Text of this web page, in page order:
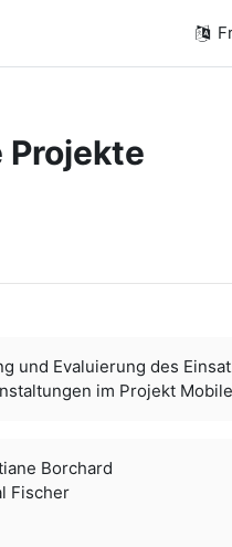
und Evaluierung des
im Projekt
Borchard
Fischer